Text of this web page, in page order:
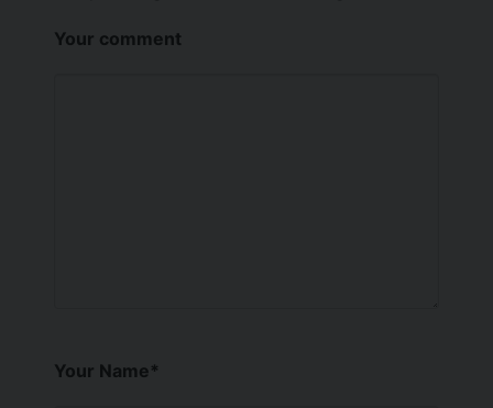
Your comment
Your Name*